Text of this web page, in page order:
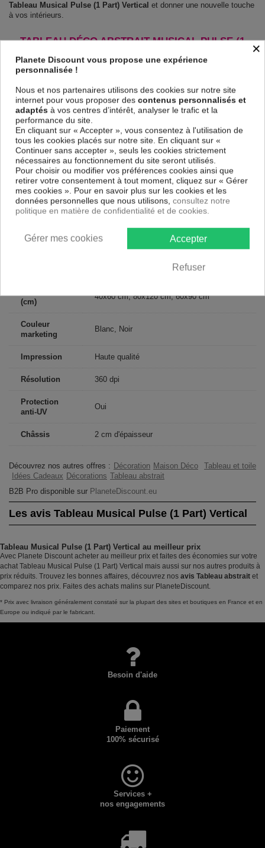
Tableau Musical Pulse (1 Part) Vertical et donner une nouvelle touche
à vos intérieurs.
TABLEAU DÉCO ABSTRAIT MUSICAL PULSE (1
Le Tableau Musical Pulse (1 Part) Vertical
avec des détails parfaitement reproduits. Grâce à une impression sur
tous les cotés et une toile tendue sur un châssis fait de matériaux
respectueux de l'environnement, vous pourrez suspendre le tableau
immédiatement sans avoir à l'encadrer.
Le Tableau Abstrait Musical Pulse (1 Part) Vertical est résistant aux
rayons UV, inodore et 100 % sûr, parfait même pour la chambre à
coucher et la chambre des enfants.
Notre large choix de tableaux tendances et modernes constituent un
moyen simple et pas cher de donner une nouvelle touche à vos
intérieurs, il y en a pour tous les goût.
Descriptif technique
(cm)
40x60 cm, 80x120 cm, 60x90 cm
Couleur
marketing
Blanc, Noir
Impression Haute qualité
Résolution 360 dpi
Protection
anti-UV
Oui
Châssis 2 cm d'épaisseur
Découvrez nos autres offres : Décoration Maison Déco
Tableau et toile
Idées Cadeaux Décorations Tableau abstrait
B2B Pro disponible sur PlaneteDiscount.eu
Les avis Tableau Musical Pulse (1 Part) Vertical
Tableau Musical Pulse (1 Part) Vertical au meilleur prix
Avec Planete Discount acheter au meilleur prix et faites des économies sur votre
achat Tableau Musical Pulse (1 Part) Vertical mais aussi sur nos autres produits à
prix réduits. Trouvez les bonnes affaires, découvrez nos avis Tableau abstrait et
comparez nos prix. Faites des achats malins sur PlaneteDiscount.
* Prix avec livraison généralement constaté sur la plupart des sites et boutiques en France et en
Europe ou indiqué par le fabricant.
Besoin d'aide
Paiement
100% sécurisé
Services +
nos engagements
×
Planete Discount vous propose une expérience
personnalisée !
Nous et nos partenaires utilisons des cookies sur notre site
internet pour vous proposer des contenus personnalisés et
adaptés à vos centres d’intérêt, analyser le trafic et la
performance du site.
En cliquant sur « Accepter », vous consentez à l'utilisation de
tous les cookies placés sur notre site. En cliquant sur «
Continuer sans accepter », seuls les cookies strictement
nécessaires au fonctionnement du site seront utilisés.
Pour choisir ou modifier vos préférences cookies ainsi que
retirer votre consentement à tout moment, cliquez sur « Gérer
mes cookies ». Pour en savoir plus sur les cookies et les
données personnelles que nous utilisons, consultez notre
politique en matière de confidentialité et de cookies.
Accepter
Refuser
Gérer mes cookies